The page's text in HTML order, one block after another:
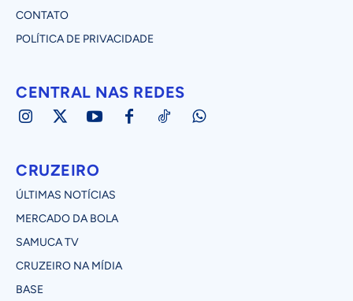
CONTATO
POLÍTICA DE PRIVACIDADE
CENTRAL NAS REDES
CRUZEIRO
ÚLTIMAS NOTÍCIAS
MERCADO DA BOLA
SAMUCA TV
CRUZEIRO NA MÍDIA
BASE